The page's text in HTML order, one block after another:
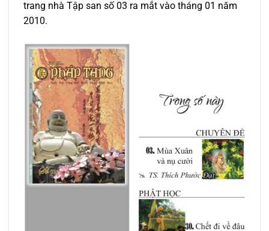
trang nhà Tập san số 03 ra mắt vào tháng 01 năm
2010.